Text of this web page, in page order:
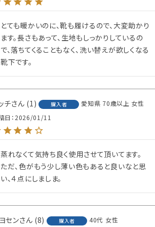
とても暖かいのに、靴も履けるので、大変助かり
ます。長さもあって、生地もしっかりしているの
で、落ちてくることもなく、洗い替えが欲しくなる
靴下です。
チ 1 購入者 愛知県 70歳以上 女性
日 2026/01/11
蒸れなくて気持ち良く使用させて頂いてます。
ただ、色がもう少し薄い色もあると良いなと思
い、４点にしましま。
セン 8 購入者 40代 女性